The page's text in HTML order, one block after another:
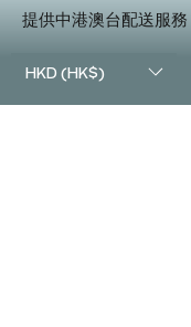
HKD (HK$)
提供中港澳台配送服務